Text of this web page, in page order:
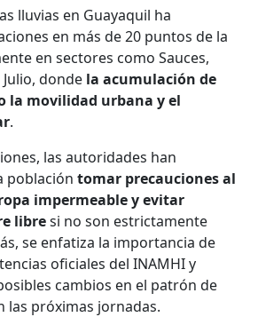
lluvias en Guayaquil ha
en más de 20 puntos de la
en sectores como Sauces,
donde la acumulación de
la movilidad urbana y el
.
las autoridades han
poblacióntomar precauciones al
impermeable y evitar
libresi no son estrictamente
se enfatiza la importancia de
oficiales del INAMHI y
cambios en el patrón de
las próximas jornadas.